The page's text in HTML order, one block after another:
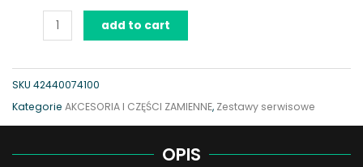
Zestaw
serwisowy
38
add to cart
SKU 42440074100
Kategorie AKCESORIA I CZĘŚCI ZAMIENNE, Zestawy serwisowe
OPIS